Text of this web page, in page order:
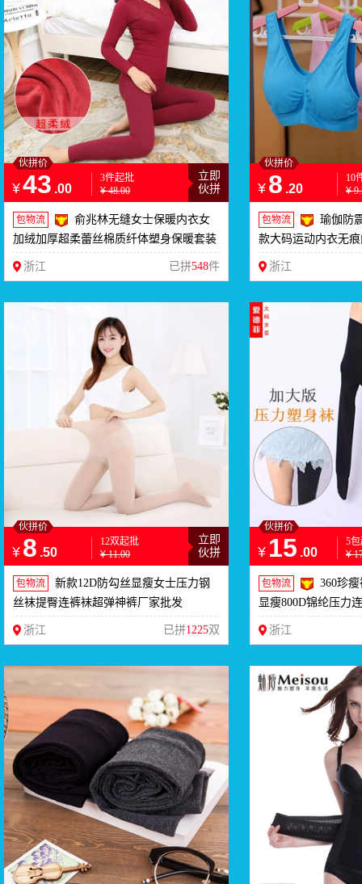
伙拼价
¥43 .00
3件起批
¥48.00
立即
伙拼
包物流
俞兆林无缝女士保暖内衣女
加绒加厚超柔蕾丝棉质纤体塑身保暖套装
浙江 已拼548件
伙拼价
¥ 8 .20
10
¥
包物流
瑜伽防
款大码运动内衣无
浙江
伙拼价
¥ 8 .50
12双起批
¥11.00
立即
伙拼
包物流
新款12D防勾丝显瘦女士压力钢
丝袜提臀连裤袜超弹神裤厂家批发
浙江 已拼1225双
伙拼价
¥ 15 .00
5
¥
包物流
360珍
显瘦800D锦纶压力
浙江